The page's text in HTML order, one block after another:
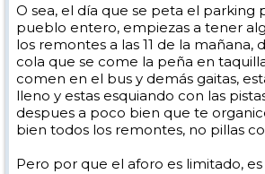
O sea, el día que se peta el parking
pueblo entero, empiezas a tener
los remontes a las 11 de la mañana,
cola que se come la peña en
comen en el bus y demás gaitas,
lleno y estas esquiando con las
despues a poco bien que te
bien todos los remontes, no pillas
Pero por que el aforo es limitado, es